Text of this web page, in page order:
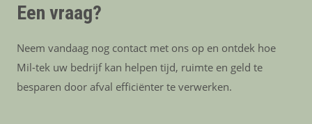
Een vraag?
Neem vandaag nog contact met ons op en ontdek hoe
Mil-tek uw bedrijf kan helpen tijd, ruimte en geld te
besparen door afval efficiënter te verwerken.